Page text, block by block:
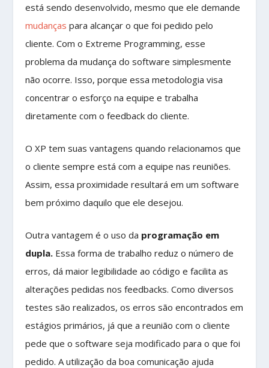
está sendo desenvolvido, mesmo que ele demande
mudanças para alcançar o que foi pedido pelo
cliente. Com o Extreme Programming, esse
problema da mudança do software simplesmente
não ocorre. Isso, porque essa metodologia visa
concentrar o esforço na equipe e trabalha
diretamente com o feedback do cliente.
O XP tem suas vantagens quando relacionamos que
o cliente sempre está com a equipe nas reuniões.
Assim, essa proximidade resultará em um software
bem próximo daquilo que ele desejou.
Outra vantagem é o uso da programação em
dupla. Essa forma de trabalho reduz o número de
erros, dá maior legibilidade ao código e facilita as
alterações pedidas nos feedbacks. Como diversos
testes são realizados, os erros são encontrados em
estágios primários, já que a reunião com o cliente
pede que o software seja modificado para o que foi
pedido. A utilização da boa comunicação ajuda